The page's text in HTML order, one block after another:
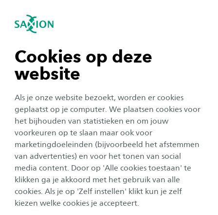
Cookies op deze
website
Als je onze website bezoekt, worden er cookies
geplaatst op je computer. We plaatsen cookies voor
het bijhouden van statistieken en om jouw
voorkeuren op te slaan maar ook voor
marketingdoeleinden (bijvoorbeeld het afstemmen
van advertenties) en voor het tonen van social
media content. Door op 'Alle cookies toestaan' te
klikken ga je akkoord met het gebruik van alle
cookies. Als je op 'Zelf instellen' klikt kun je zelf
kiezen welke cookies je accepteert.
Navigatie openen
tonen
tonen
tonen
tonen
sluiten
Sociaal-Juridische Dienstverlening
Subnavigatie tonen
Meet & Greet: mis het niet!
Voordat je start met de opleiding Sociaal-
Juridische Dienstverlening (SJD) maken we
graag kennis met je. Dit doen we tijdens een
Meet & Greet. Een gezellige dag waar je alvast
een kijkje neemt bij jouw toekomstige studie!
Jouw opleiding Sociaal-Juridische
Dienstverlening
Door het gezamenlijk werken aan een SJD-praktijkcasus
ga je werkelijk ondervinden wat er tijdens je studie van
je wordt gevraagd en waarmee je in aanraking
komt. Huidige studenten helpen je op weg en geven de
informatie waar jij benieuwd naar bent.